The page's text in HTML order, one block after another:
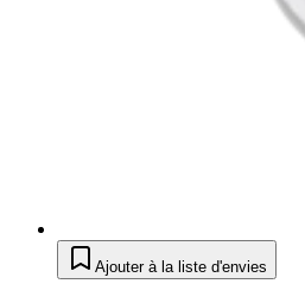
Ajouter à la liste d'envies